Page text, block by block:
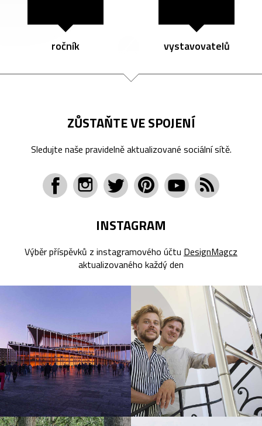
ročník vystavovatelů
ZŮSTAŇTE VE SPOJENÍ
Sledujte naše pravidelně aktualizované sociální sítě.
INSTAGRAM
Výběr příspěvků z instagramového účtu DesignMagcz
aktualizovaného každý den